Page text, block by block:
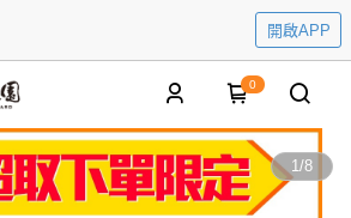
開啟APP
0
1/8